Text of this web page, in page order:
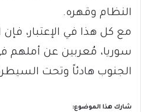
النظام وقهره.
مع كل هذا في الإعتبار، فإن
سوريا، مُعربين عن أملهم
الجنوب هادئاً وتحت
شارك هذا الموضوع: